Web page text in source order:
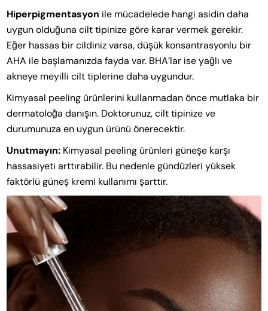
Hiperpigmentasyon ile mücadelede hangi asidin daha
uygun olduğuna cilt tipinize göre karar vermek gerekir.
Eğer hassas bir cildiniz varsa, düşük konsantrasyonlu bir
AHA ile başlamanızda fayda var. BHA’lar ise yağlı ve
akneye meyilli cilt tiplerine daha uygundur.
Kimyasal peeling ürünlerini kullanmadan önce mutlaka bir
dermatoloğa danışın. Doktorunuz, cilt tipinize ve
durumunuza en uygun ürünü önerecektir.
Unutmayın: Kimyasal peeling ürünleri güneşe karşı
hassasiyeti arttırabilir. Bu nedenle gündüzleri yüksek
faktörlü güneş kremi kullanımı şarttır.